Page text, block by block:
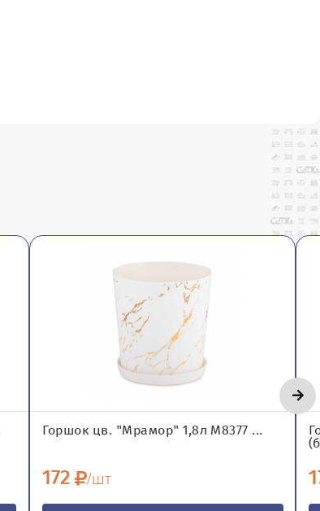
Горшок цв. "Мрамор" 1,8л М8377 ...
172 /шт